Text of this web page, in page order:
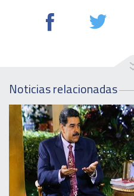
Noticias relacionadas